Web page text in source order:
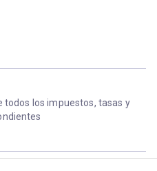
todos los impuestos, tasas y